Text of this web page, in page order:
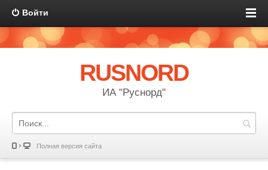
Войти
RUSNORD
ИА "Руснорд"
Полная версия сайта